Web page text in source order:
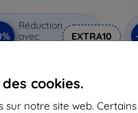
cookies.
sur notre site web. Certains
Réduction
avec
EXTRA10
protection